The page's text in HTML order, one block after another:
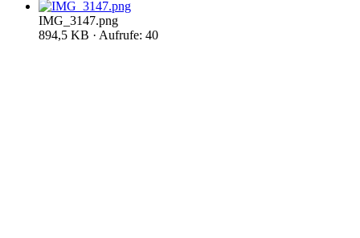
IMG_3147.png
894,5 KB · Aufrufe: 40